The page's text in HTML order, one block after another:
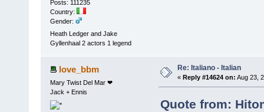
Posts: 111235
Country:
Gender:
Heath Ledger and Jake
Gyllenhaal 2 actors 1 legend
love_bbm
Mary Twist Del Mar ❤
Jack + Ennis
Re: Italiano - Italian
« Reply #14624 on: Aug 23,
Quote from: